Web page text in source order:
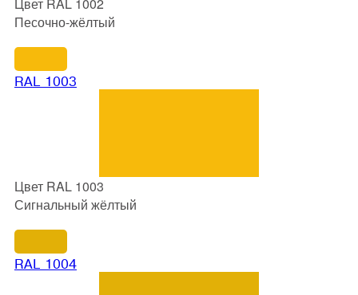
Песочно-жёлтый
RAL 1003
Цвет RAL 1003
Сигнальный жёлтый
RAL 1004